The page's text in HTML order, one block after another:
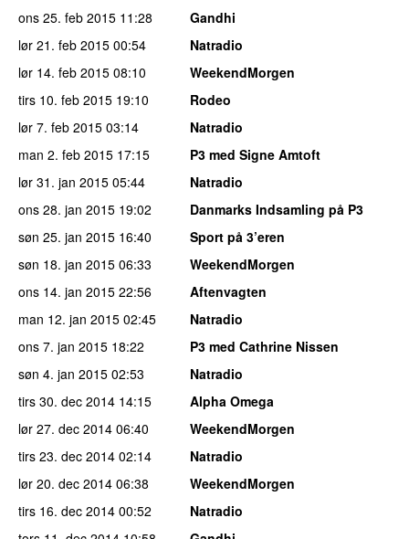
ons 25. feb 2015 11:28
Gandhi
lør 21. feb 2015 00:54
Natradio
lør 14. feb 2015 08:10
WeekendMorgen
tirs 10. feb 2015 19:10
Rodeo
lør 7. feb 2015 03:14
Natradio
man 2. feb 2015 17:15
P3 med Signe Amtoft
lør 31. jan 2015 05:44
Natradio
ons 28. jan 2015 19:02
Danmarks Indsamling på P3
søn 25. jan 2015 16:40
Sport på 3’eren
søn 18. jan 2015 06:33
WeekendMorgen
ons 14. jan 2015 22:56
Aftenvagten
man 12. jan 2015 02:45
Natradio
ons 7. jan 2015 18:22
P3 med Cathrine Nissen
søn 4. jan 2015 02:53
Natradio
tirs 30. dec 2014 14:15
Alpha Omega
lør 27. dec 2014 06:40
WeekendMorgen
tirs 23. dec 2014 02:14
Natradio
lør 20. dec 2014 06:38
WeekendMorgen
tirs 16. dec 2014 00:52
Natradio